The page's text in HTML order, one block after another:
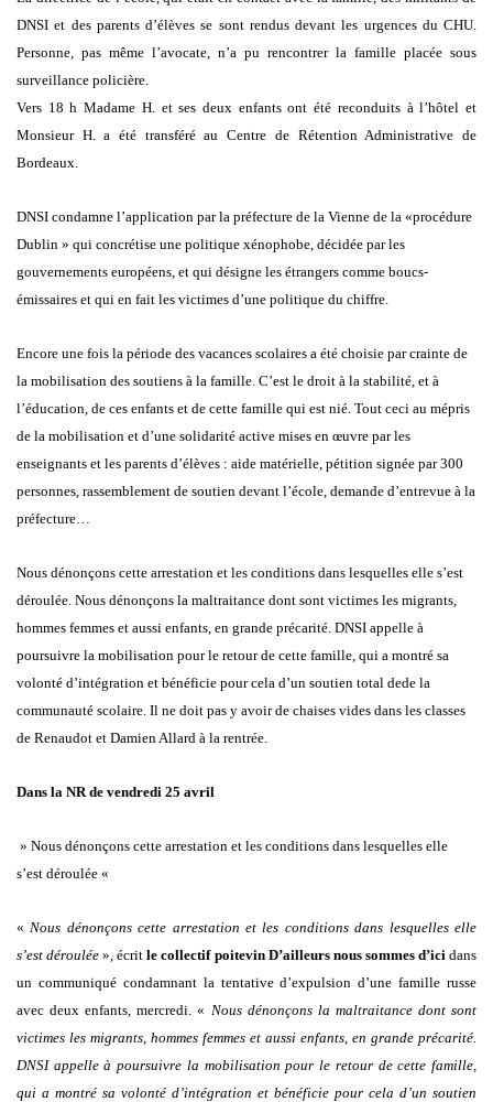
DNSI et des parents d’élèves se sont rendus devant les urgences du CHU.
Personne, pas même l’avocate, n’a pu rencontrer la famille placée sous
surveillance policière.
Vers 18 h Madame H. et ses deux enfants ont été reconduits à l’hôtel et
Monsieur H. a été transféré au Centre de Rétention Administrative de
Bordeaux.
DNSI condamne l’application par la préfecture de la Vienne de la «procédure
Dublin » qui concrétise une politique xénophobe, décidée par les
gouvernements européens, et qui désigne les étrangers comme boucs-
émissaires et qui en fait les victimes d’une politique du chiffre.
Encore une fois la période des vacances scolaires a été choisie par crainte de
la mobilisation des soutiens à la famille. C’est le droit à la stabilité, et à
l’éducation, de ces enfants et de cette famille qui est nié. Tout ceci au mépris
de la mobilisation et d’une solidarité active mises en œuvre par les
enseignants et les parents d’élèves : aide matérielle, pétition signée par 300
personnes, rassemblement de soutien devant l’école, demande d’entrevue à la
préfecture…
Nous dénonçons cette arrestation et les conditions dans lesquelles elle s’est
déroulée. Nous dénonçons la maltraitance dont sont victimes les migrants,
hommes femmes et aussi enfants, en grande précarité. DNSI appelle à
poursuivre la mobilisation pour le retour de cette famille, qui a montré sa
volonté d’intégration et bénéficie pour cela d’un soutien total dede la
communauté scolaire. Il ne doit pas y avoir de chaises vides dans les classes
de Renaudot et Damien Allard à la rentrée.
Dans la NR de vendredi 25 avril
» Nous dénonçons cette arrestation et les conditions dans lesquelles elle
s’est déroulée «
« Nous dénonçons cette arrestation et les conditions dans lesquelles elle
s’est déroulée », écritle collectif poitevin D’ailleurs nous sommes d’ici dans
un communiqué condamnant la tentative d’expulsion d’une famille russe
avec deux enfants, mercredi. « Nous dénonçons la maltraitance dont sont
victimes les migrants, hommes femmes et aussi enfants, en grande précarité.
DNSI appelle à poursuivre la mobilisation pour le retour de cette famille,
qui a montré sa volonté d’intégration et bénéficie pour cela d’un soutien